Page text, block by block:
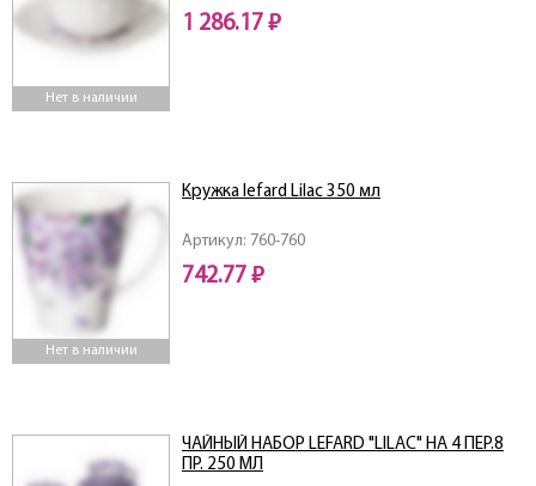
Нет в наличии
1 286.17 ₽
Нет в наличии
Артикул: 760-760
Кружка lefard Lilac 350 мл
742.77 ₽
ЧАЙНЫЙ НАБОР LEFARD "LILAC" НА 4 ПЕР.8
ПР. 250 МЛ